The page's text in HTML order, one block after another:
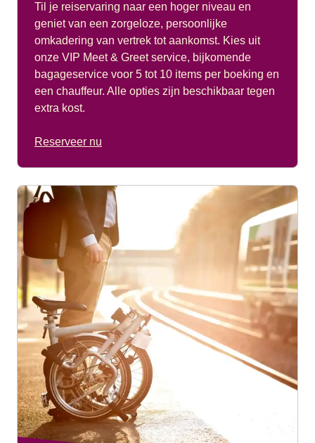
Til je reiservaring naar een hoger niveau en
geniet van een zorgeloze, persoonlijke
omkadering van vertrek tot aankomst. Kies uit
onze VIP Meet & Greet service, bijkomende
bagageservice voor 5 tot 10 items per boeking en
een chauffeur. Alle opties zijn beschikbaar tegen
extra kost.
Reserveer nu